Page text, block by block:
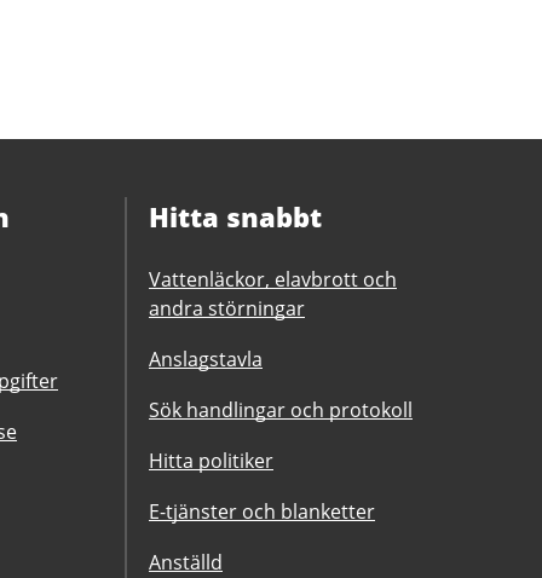
Hitta snabbt
Vattenläckor, elavbrott och
andra störningar
Anslagstavla
Sök handlingar och protokoll
Hitta politiker
E-tjänster och blanketter
Anställd